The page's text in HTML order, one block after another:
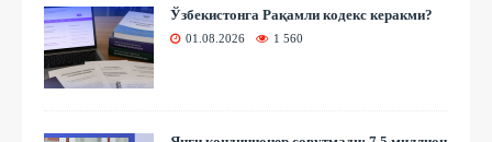
Ўзбекистонга Рақамли кодекс керакми?
01.08.2026 1 560